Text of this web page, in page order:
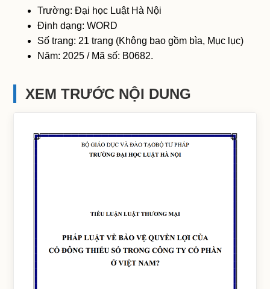
Trường: Đại học Luật Hà Nội
Định dạng: WORD
Số trang: 21 trang (Không bao gồm bìa, Mục lục)
Năm: 2025 / Mã số: B0682.
XEM TRƯỚC NỘI DUNG